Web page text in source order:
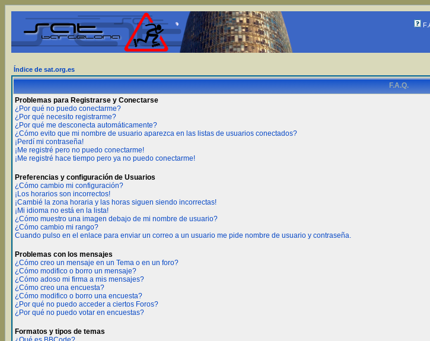
Índice de sat.org.es
F.A.Q.
Problemas para Registrarse y Conectarse
¿Por qué no puedo conectarme?
¿Por qué necesito registrarme?
¿Por qué me desconecta automáticamente?
¿Cómo evito que mi nombre de usuario aparezca en las listas de usuarios conectados?
¡Perdí mi contraseña!
¡Me registré pero no puedo conectarme!
¡Me registré hace tiempo pero ya no puedo conectarme!
Preferencias y configuración de Usuarios
¿Cómo cambio mi configuración?
¡Los horarios son incorrectos!
¡Cambié la zona horaria y las horas siguen siendo incorrectas!
¡Mi idioma no está en la lista!
¿Cómo muestro una imagen debajo de mi nombre de usuario?
¿Cómo cambio mi rango?
Cuando pulso en el enlace para enviar un correo a un usuario me pide nombre de usuario y contraseña.
Problemas con los mensajes
¿Cómo creo un mensaje en un Tema o en un foro?
¿Cómo modifico o borro un mensaje?
¿Cómo adoso mi firma a mis mensajes?
¿Cómo creo una encuesta?
¿Cómo modifico o borro una encuesta?
¿Por qué no puedo acceder a ciertos Foros?
¿Por qué no puedo votar en encuestas?
Formatos y tipos de temas